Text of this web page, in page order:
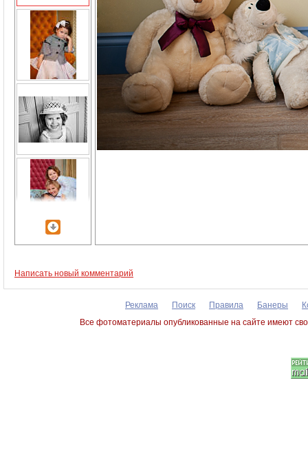
Написать новый комментарий
Реклама Поиск Правила Банеры
Все фотоматериалы опубликованные на сайте имеют